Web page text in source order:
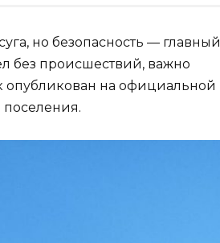
но безопасность — главный
без происшествий, важно
опубликован на официальной